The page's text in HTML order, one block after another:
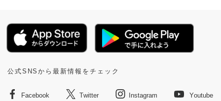
公式SNSから最新情報をチェック
Facebook Twitter Instagram Youtube